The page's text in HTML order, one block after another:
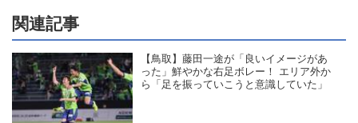
関連記事
【鳥取】藤田一途が「良いイメージがあ
った」鮮やかな右足ボレー！ エリア外か
ら「足を振っていこうと意識していた」